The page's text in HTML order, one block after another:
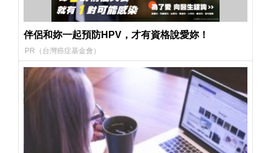
伴侶和妳一起預防HPV，才有資格說愛妳！
PR（台灣癌症基金會）